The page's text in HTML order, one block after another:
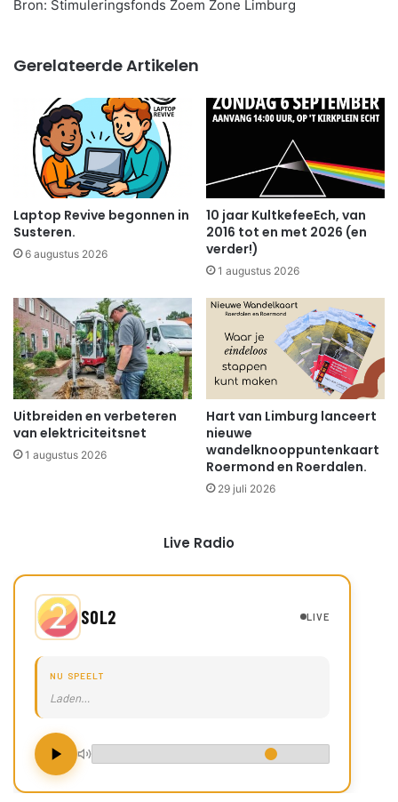
Bron: Stimuleringsfonds Zoem Zone Limburg
Gerelateerde Artikelen
Laptop Revive begonnen in
Susteren.
6 augustus 2026
10 jaar KultkefeeEch, van
2016 tot en met 2026 (en
verder!)
1 augustus 2026
Uitbreiden en verbeteren
van elektriciteitsnet
1 augustus 2026
Hart van Limburg lanceert
nieuwe
wandelknooppuntenkaart
Roermond en Roerdalen.
29 juli 2026
Live Radio
SOL2 LIVE
NU SPEELT
Laden…